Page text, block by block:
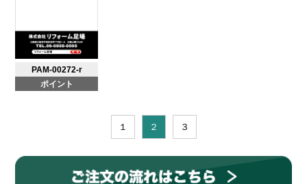
PAM-00272-r
ポイント
１ ２ ３